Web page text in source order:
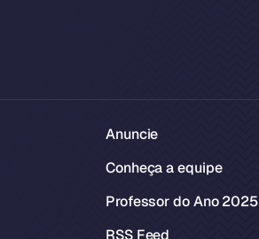
Anuncie
Conheça a equipe
Professor do Ano 2025
RSS Feed